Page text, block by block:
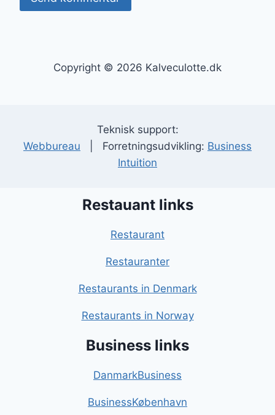
Copyright © 2026 Kalveculotte.dk
Teknisk support:
Webbureau | Forretningsudvikling: Business
Intuition
Restauant links
Restaurant
Restauranter
Restaurants in Denmark
Restaurants in Norway
Business links
DanmarkBusiness
BusinessKøbenhavn